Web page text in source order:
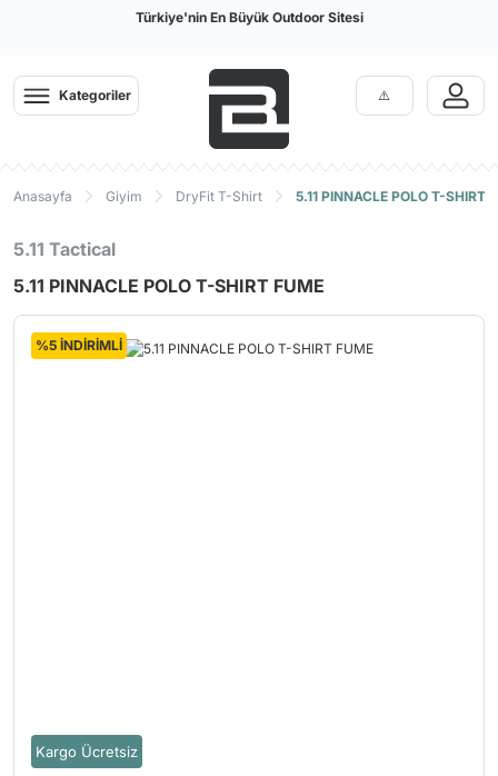
Türkiye'nin En Büyük Outdoor Sitesi
Kategoriler
Anasayfa Giyim DryFit T-Shirt 5.11 PINNACLE POLO T-SHIRT
5.11 Tactical
5.11 PINNACLE POLO T-SHIRT FUME
Kargo Ücretsiz
%5 İNDİRİMLİ